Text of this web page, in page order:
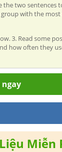
the two
with the
3. Read some
how often they
ngay
Miễn